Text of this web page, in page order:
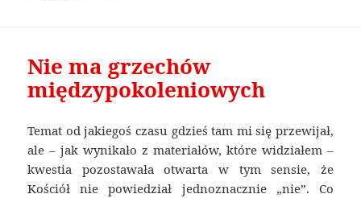
Nie ma grzechów
międzypokoleniowych
Temat od jakiegoś czasu gdzieś tam mi się przewijał,
ale – jak wynikało z materiałów, które widziałem –
kwestia pozostawała otwarta w tym sensie, że
Kościół nie powiedział jednoznacznie „nie”. Co